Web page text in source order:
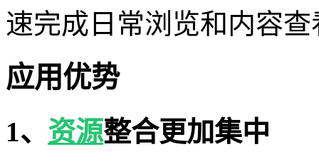
速完成日常浏览和内容查
应用优势
1、 资源整合更加集中